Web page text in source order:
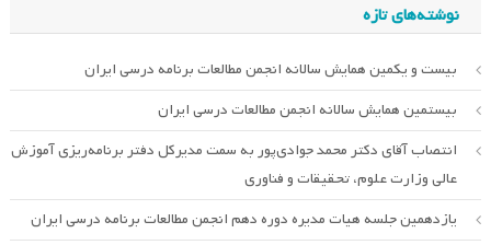
نوشته‌های تازه
بیست و یکمین همایش سالانه انجمن مطالعات برنامه درسی ایران
بیستمین همایش سالانه انجمن مطالعات درسی ایران
انتصاب آقای دکتر محمد جوادی‌پور به سمت مدیرکل دفتر برنامه‌ریزی آموزش
عالی وزارت علوم، تحقیقات و فناوری
یازدهمین جلسه هیات مدیره دوره دهم انجمن مطالعات برنامه درسی ایران